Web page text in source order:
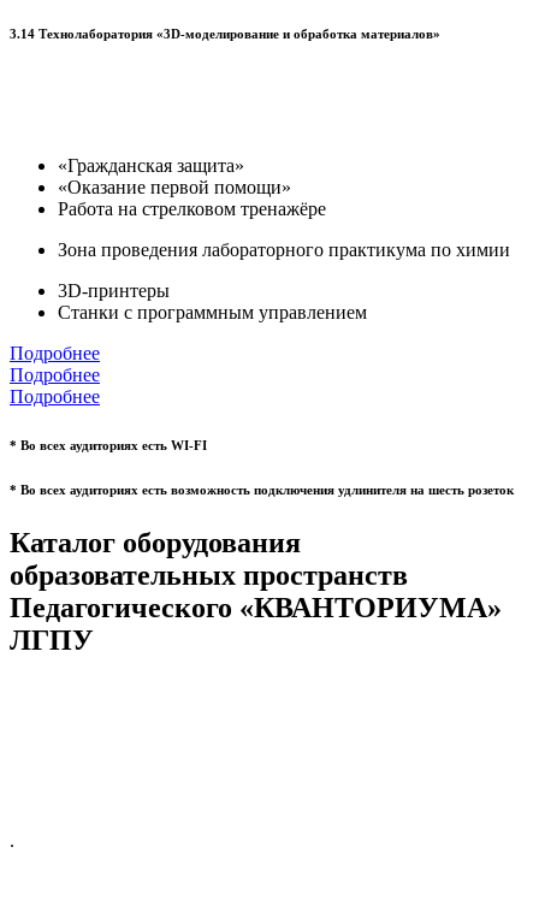
3.14 Технолаборатория «3D-моделирование и обработка материалов»
«Гражданская защита»
«Оказание первой помощи»
Работа на стрелковом тренажёре
Зона проведения лабораторного практикума по химии
3D-принтеры
Станки с программным управлением
Подробнее
Подробнее
Подробнее
* Во всех аудиториях есть WI-FI
* Во всех аудиториях есть возможность подключения удлинителя на шесть розеток
Каталог оборудования
образовательных пространств
Педагогического «КВАНТОРИУМА»
ЛГПУ
.